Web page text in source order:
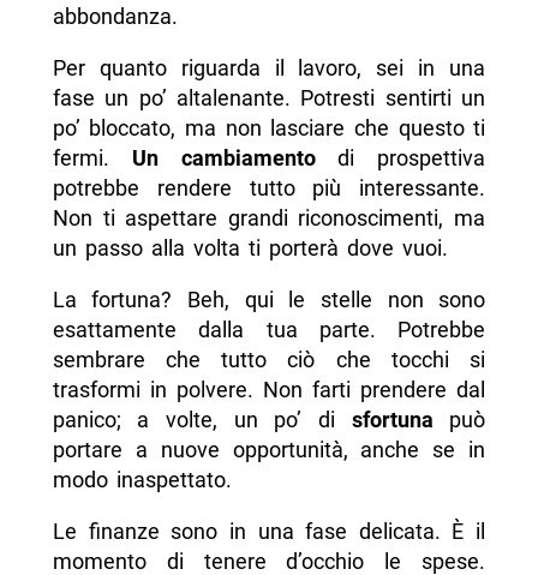
abbondanza.
Per quanto riguarda il lavoro, sei in una
fase un po’ altalenante. Potresti sentirti un
po’ bloccato, ma non lasciare che questo ti
fermi. Un cambiamentodi prospettiva
potrebbe rendere tutto più interessante.
Non ti aspettare grandi riconoscimenti, ma
un passo alla volta ti porterà dove vuoi.
La fortuna? Beh, qui le stelle non sono
esattamente dalla tua parte. Potrebbe
sembrare che tutto ciò che tocchi si
trasformi in polvere. Non farti prendere dal
panico; a volte, un po’ di sfortuna può
portare a nuove opportunità, anche se in
modo inaspettato.
Le finanze sono in una fase delicata. È il
momento di tenere d’occhio le spese.